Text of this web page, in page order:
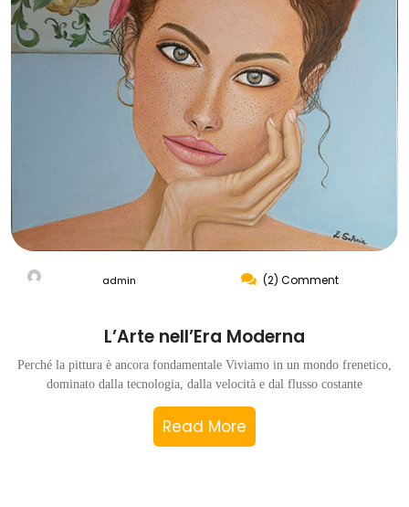
admin (2) Comment
L’Arte nell’Era Moderna
Perché la pittura è ancora fondamentale Viviamo in un mondo frenetico,
dominato dalla tecnologia, dalla velocità e dal flusso costante
Read More